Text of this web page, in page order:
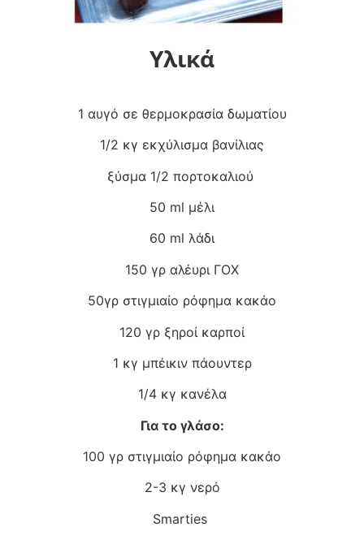
Υλικά
1 αυγό σε θερμοκρασία δωματίου
1/2 κγ εκχύλισμα βανίλιας
ξύσμα 1/2 πορτοκαλιού
50 ml μέλι
60 ml λάδι
150 γρ αλέυρι ΓΟΧ
50γρ στιγμιαίο ρόφημα κακάο
120 γρ ξηροί καρποί
1 κγ μπέικιν πάουντερ
1/4 κγ κανέλα
Για το γλάσο:
100 γρ στιγμιαίο ρόφημα κακάο
2-3 κγ νερό
Smarties